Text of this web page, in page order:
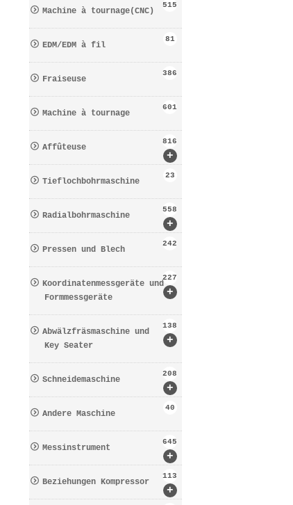
Machine à tournage(CNC)
515
EDM/EDM à fil
81
Fraiseuse
386
Machine à tournage
601
+
Affûteuse
816
Tieflochbohrmaschine
23
+
Radialbohrmaschine
558
Pressen und Blech
242
+
Koordinatenmessgeräte und
Formmessgeräte
227
+
Abwälzfräsmaschine und
Key Seater
138
+
Schneidemaschine
208
Andere Maschine
40
+
Messinstrument
645
+
Beziehungen Kompressor
113